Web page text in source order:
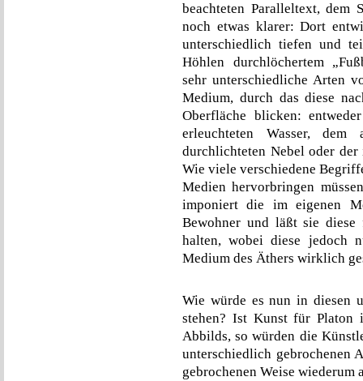
beachteten Paralleltext, dem
noch etwas klarer: Dort
unterschiedlich tiefen und
Höhlen durchlöchertem
sehr unterschiedliche Arten
Medium, durch das diese
Oberfläche blicken:
erleuchteten Wasser,
durchlichteten Nebel oder
Wie viele verschiedene
Medien hervorbringen
imponiert die im eigenen
Bewohner und läßt sie
halten, wobei diese jedoch
Medium des Äthers wirklich
Wie würde es nun in diesen
stehen? Ist Kunst für Platon
Abbilds, so würden die
unterschiedlich
gebrochenen Weise wiederum